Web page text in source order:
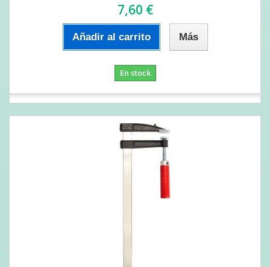
7,60 €
Añadir al carrito Más
En stock